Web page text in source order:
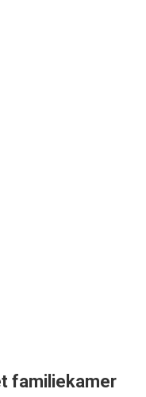
familiekamer